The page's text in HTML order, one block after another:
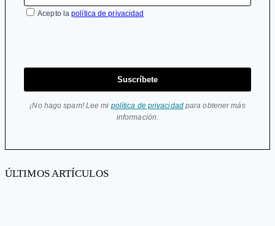
Acepto lapolítica de privacidad
Suscríbete
¡No hago spam! Lee mi política de privacidadpara obtener más
información.
ÚLTIMOS ARTÍCULOS